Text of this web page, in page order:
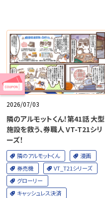
2026/07/03
隣のアルモットくん！第41話 大型
施設を救う、券職人 VT-T21シリ
ーズ！
隣のアルモットくん
漫画
券売機
VT_T21シリーズ
グローリー
キャッシュレス決済